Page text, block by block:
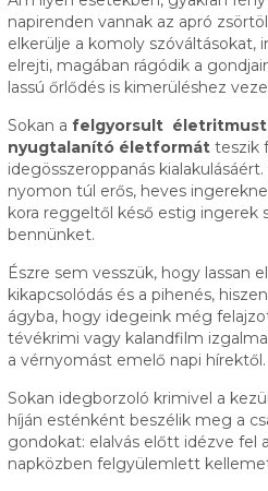
napirenden vannak az apró
elkerülje a komoly szóváltásokat,
elrejti, magában rágódik a
lassú őrlődés is kimerüléshez
Sokan a felgyorsult
nyugtalanító életformátteszik
idegösszeroppanás
nyomon túl erős, heves
kora reggeltől késő estig ingerek
bennünket.
Észre sem vesszük, hogy lassan
kikapcsolódás és a pihenés,
ágyba, hogy idegeink még
tévékrimi vagy kalandfilm
a vérnyomást emelő napi hírektől.
Sokan idegborzoló krimivel a
híján esténként beszélik meg a
gondokat: elalvás előtt idézve fel a
napközben felgyülemlett